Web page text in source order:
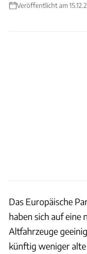
Veröffentlicht am
Das Europäische
haben sich auf eine
Altfahrzeuge
künftig weniger